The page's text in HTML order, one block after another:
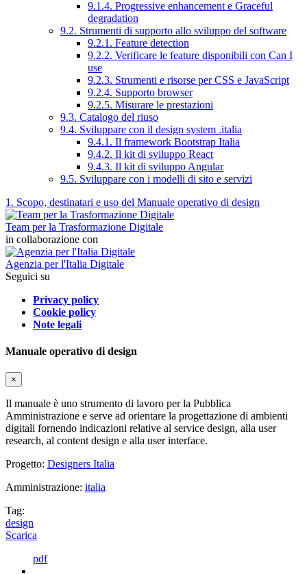
9.1.4. Progressive enhancement e Graceful
degradation
9.2. Strumenti di supporto allo sviluppo del software
9.2.1. Feature detection
9.2.2. Verificare le feature disponibili con Can I
use
9.2.3. Strumenti e risorse per CSS e JavaScript
9.2.4. Supporto browser
9.2.5. Misurare le prestazioni
9.3. Catalogo del riuso
9.4. Sviluppare con il design system .italia
9.4.1. Il framework Bootstrap Italia
9.4.2. Il kit di sviluppo React
9.4.3. Il kit di sviluppo Angular
9.5. Sviluppare con i modelli di sito e servizi
1. Scopo, destinatari e uso del Manuale operativo di design
Team per la Trasformazione Digitale
in collaborazione con
Agenzia per l'Italia Digitale
Seguici su
Privacy policy
Cookie policy
Note legali
Manuale operativo di design
×
Il manuale è uno strumento di lavoro per la Pubblica
Amministrazione e serve ad orientare la progettazione di ambienti
digitali fornendo indicazioni relative al service design, alla user
research, al content design e alla user interface.
Progetto: Designers Italia
Amministrazione: italia
Tag:
design
Scarica
pdf